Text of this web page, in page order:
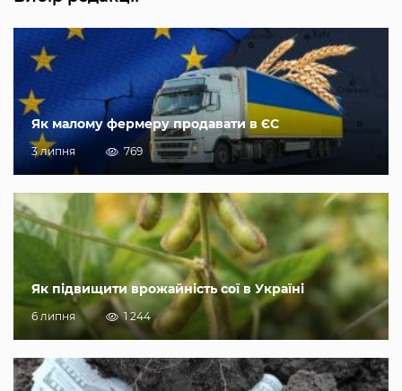
Як малому фермеру продавати в ЄС
3 липня 769
Як підвищити врожайність сої в Україні
6 липня 1 244